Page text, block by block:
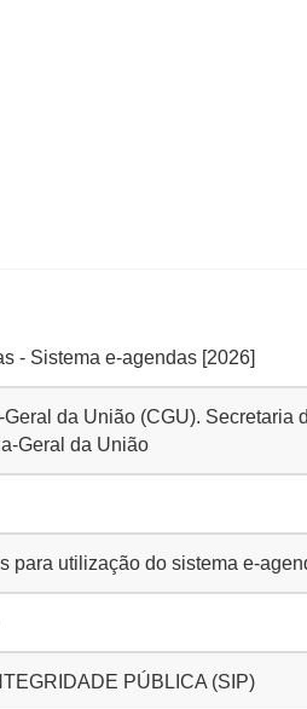
- Sistema e-agendas [2026]
da União (CGU). Secretaria
Geral da União
para utilização do sistema e-
PÚBLICA (SIP)